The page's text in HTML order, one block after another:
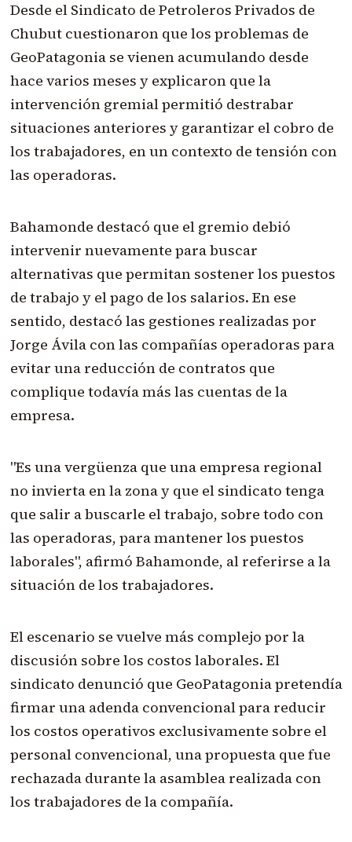
Desde el Sindicato de Petroleros Privados de
Chubut cuestionaron que los problemas de
GeoPatagonia se vienen acumulando desde
hace varios meses y explicaron que la
intervención gremial permitió destrabar
situaciones anteriores y garantizar el cobro de
los trabajadores, en un contexto de tensión con
las operadoras.
Bahamonde destacó que el gremio debió
intervenir nuevamente para buscar
alternativas que permitan sostener los puestos
de trabajo y el pago de los salarios. En ese
sentido, destacó las gestiones realizadas por
Jorge Ávila con las compañías operadoras para
evitar una reducción de contratos que
complique todavía más las cuentas de la
empresa.
"Es una vergüenza que una empresa regional
no invierta en la zona y que el sindicato tenga
que salir a buscarle el trabajo, sobre todo con
las operadoras, para mantener los puestos
laborales", afirmó Bahamonde, al referirse a la
situación de los trabajadores.
El escenario se vuelve más complejo por la
discusión sobre los costos laborales. El
sindicato denunció que GeoPatagonia pretendía
firmar una adenda convencional para reducir
los costos operativos exclusivamente sobre el
personal convencional, una propuesta que fue
rechazada durante la asamblea realizada con
los trabajadores de la compañía.